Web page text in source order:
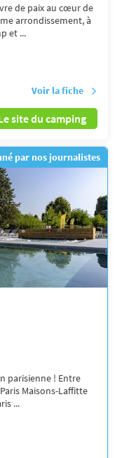
de paix au cœur de
arrondissement, à
et ...
Voir la fiche
site du camping
par nos journalistes
parisienne ! Entre
Maisons-Laffitte
...